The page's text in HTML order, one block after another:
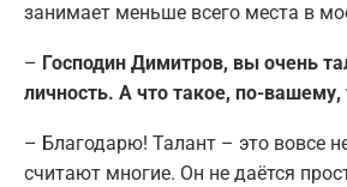
занимает меньше всего места в
– Господин Димитров, вы очень
личность. А что такое, по-вашему,
– Благодарю! Талант – это вовсе
считают многие. Он не даётся